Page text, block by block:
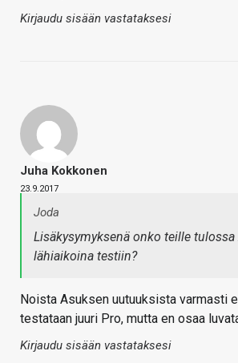
Kirjaudu sisään vastataksesi
Juha Kokkonen
23.9.2017
Joda
Lisäkysymyksenä onko teille tulossa
lähiaikoina testiin?
Noista Asuksen uutuuksista varmasti
testataan juuri Pro, mutta en osaa
Kirjaudu sisään vastataksesi